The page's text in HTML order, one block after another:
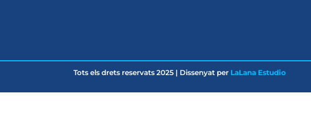
Tots els drets reservats 2025 | Dissenyat per LaLana Estudio